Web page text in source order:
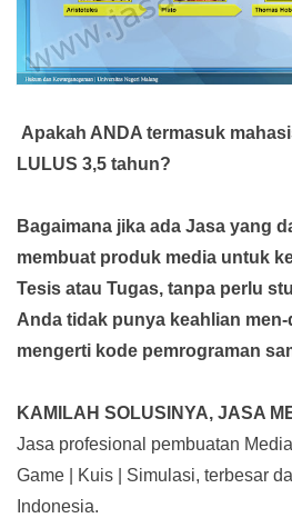
Apakah ANDA termasuk
LULUS 3,5 tahun?
Bagaimana jika ada Jasa yang
membuat produk media untuk
Tesis atau Tugas, tanpa perlu
Anda tidak punya keahlian
mengerti kode pemrograman
KAMILAH SOLUSINYA, JASA
Jasa profesional pembuatan Media
Game | Kuis | Simulasi, terbesar
Indonesia.